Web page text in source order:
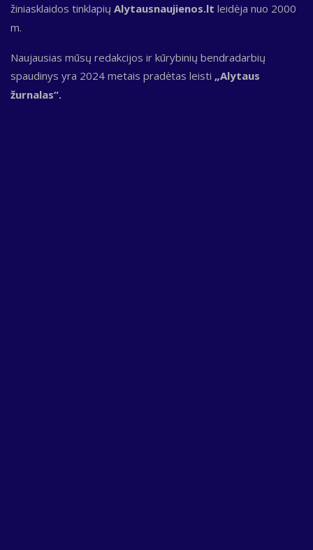
žiniasklaidos tinklapių Alytausnaujienos.lt leidėja nuo 2000
m.
Naujausias mūsų redakcijos ir kūrybinių bendradarbių
spaudinys yra 2024 metais pradėtas leisti „Alytaus
žurnalas“.